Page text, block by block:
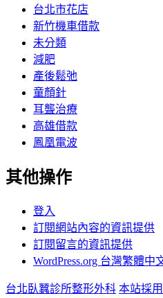
台北市花店
新竹機車借款
未分類
減肥
產後鬆弛
童顏針
耳聾治療
高雄借款
鳳凰電波
其他操作
登入
訂閱網站內容的資訊提供
訂閱留言的資訊提供
WordPress.org 台灣繁體中
台北臥蠶診所整形外科 本站採用